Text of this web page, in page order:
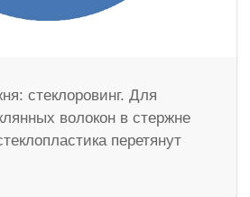
стеклоровинг. Для
волокон в стержне
перетянут